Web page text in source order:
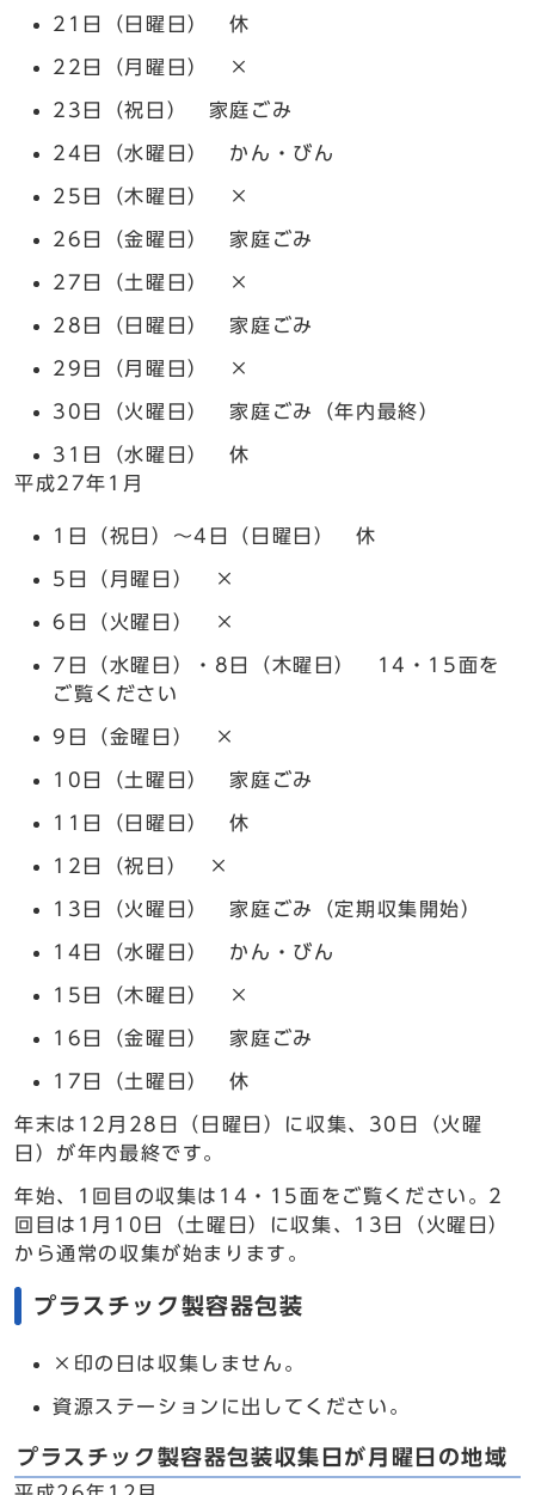
21日（日曜日） 休
22日（月曜日） ×
23日（祝日） 家庭ごみ
24日（水曜日） かん・びん
25日（木曜日） ×
26日（金曜日） 家庭ごみ
27日（土曜日） ×
28日（日曜日） 家庭ごみ
29日（月曜日） ×
30日（火曜日） 家庭ごみ（年内最終）
31日（水曜日） 休
平成27年1月
1日（祝日）～4日（日曜日） 休
5日（月曜日） ×
6日（火曜日） ×
7日（水曜日）・8日（木曜日） 14・15面を
ご覧ください
9日（金曜日） ×
10日（土曜日） 家庭ごみ
11日（日曜日） 休
12日（祝日） ×
13日（火曜日） 家庭ごみ（定期収集開始）
14日（水曜日） かん・びん
15日（木曜日） ×
16日（金曜日） 家庭ごみ
17日（土曜日） 休
年末は12月28日（日曜日）に収集、30日（火曜
日）が年内最終です。
年始、1回目の収集は14・15面をご覧ください。2
回目は1月10日（土曜日）に収集、13日（火曜日）
から通常の収集が始まります。
プラスチック製容器包装
×印の日は収集しません。
資源ステーションに出してください。
プラスチック製容器包装収集日が月曜日の地域